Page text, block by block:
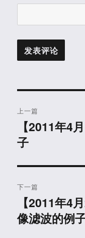
章
导
航
上一篇
篇
章：
【2011年4
子
下一篇
篇
【2011年4
像滤波的例